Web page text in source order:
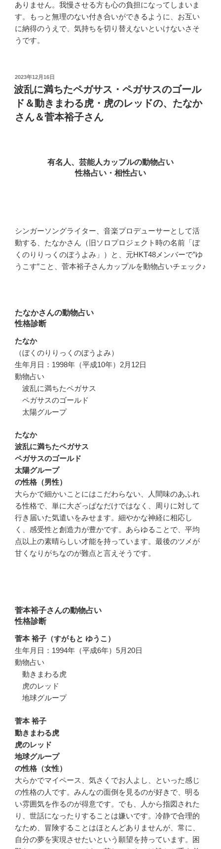
ありません。我慢させる方も心の負担になってしまいま
す。もっと無理のない付き合いができるように、お互い
に納得のうえで、気持ちを切り替えないといけないさそ
うです。
投
稿
日:
2023年12月16日
波乱に満ちたペガサス・ペガサスのゴール
ド＆動きまわる虎・虎のレッドの、たなか
さん＆菅本裕子さん
有名人、芸能人カップルの動物占い
性格占い・相性占い
シンガーソングライター、音楽プロデューサーとして活
動する、たなかさん（旧ソロプロジェクト時の名前「ぼ
くのりりっくのぼうよみ」）と、元HKT48メンバーで”ゆ
うこす”こと、菅本裕子さんカップルを動物占いチェック♪
たなかさんの動物占い
性格診断
たなか
（ぼくのりりっくのぼうよみ）
生年月日：1998年（平成10年）2月12日
動物占い
波乱に満ちたペガサス
ペガサスのゴールド
太陽グループ
たなか
波乱に満ちたペガサス
ペガサスのゴールド
太陽グループ
の性格（男性）
大らかで細かいことにはこだわらない、人間味のあふれ
る性格で、単に大ざっぱなだけではなく、周りに対して
行き届いた気遣いをみせます。細やかな神経に相応し
く、感受性と創造力が豊かです。あらゆることで、平均
点以上の素晴らしい才能を持っています。最後のツメが
甘くなりがちなのが難点と言えそうです。
菅本裕子さんの動物占い
性格診断
菅本 裕子（すがもと ゆうこ）
生年月日：1994年（平成6年）5月20日
動物占い
動きまわる虎
虎のレッド
地球グループ
菅本 裕子
動きまわる虎
虎のレッド
地球グループ
の性格（女性）
大らかでマイペース、気さくでお人よし、といった感じ
の性格の人です。みんなの面倒を見るのが好きで、明る
い雰囲気を作るのが得意です。でも、人から指図された
り、世話になったりすることは嫌いです。冷静で合理的
なため、冒険することはほとんどありませんが、常に、
自分の夢を実現させたいという願望を持っています。困